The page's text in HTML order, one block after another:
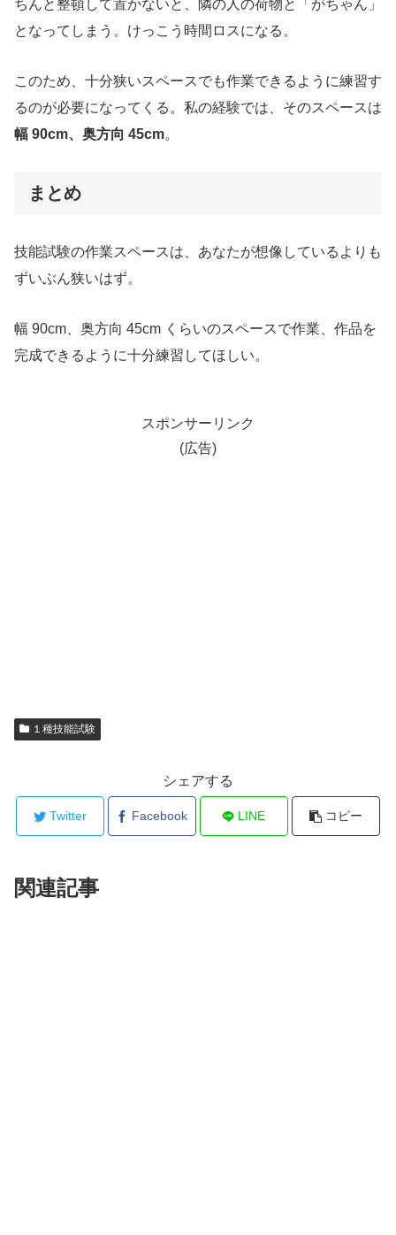
ちんと整頓して置かないと、隣の人の荷物と「がちゃん」
となってしまう。けっこう時間ロスになる。
このため、十分狭いスペースでも作業できるように練習す
るのが必要になってくる。私の経験では、そのスペースは
幅 90cm、奥方向 45cm。
まとめ
技能試験の作業スペースは、あなたが想像しているよりも
ずいぶん狭いはず。
幅 90cm、奥方向 45cm くらいのスペースで作業、作品を
完成できるように十分練習してほしい。
スポンサーリンク
(広告)
１種技能試験
シェアする
Twitter Facebook LINE コピー
関連記事